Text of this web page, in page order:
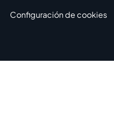
Configuración de cookies